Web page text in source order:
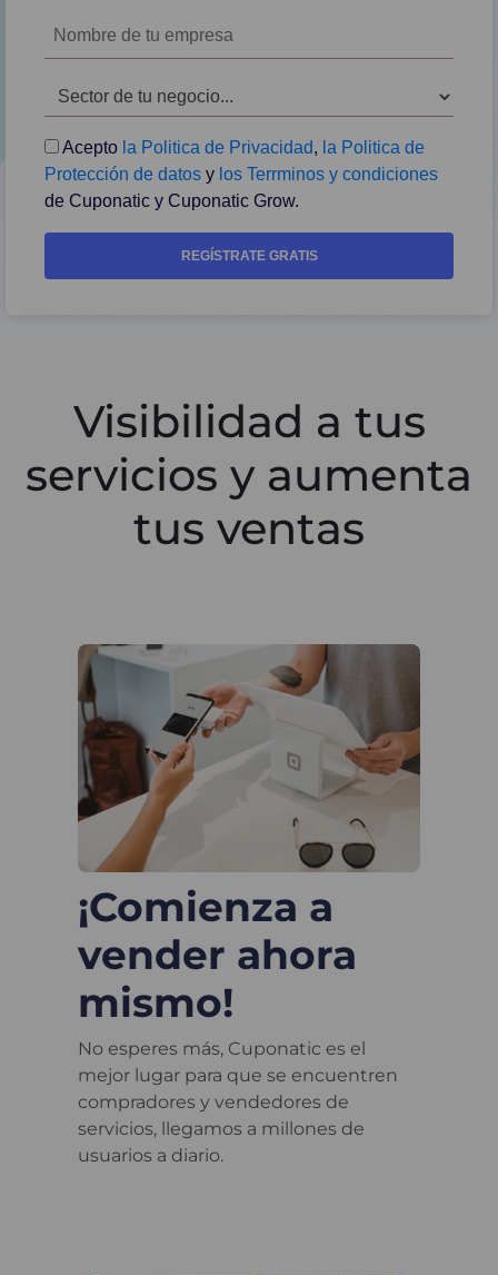
Acepto la Politica de Privacidad, la Politica de
Protección de datos y los Terrminos y condiciones
de Cuponatic y Cuponatic Grow.
REGÍSTRATE GRATIS
Visibilidad a tus
servicios y aumenta
tus ventas
¡Comienza a
vender ahora
mismo!
No esperes más, Cuponatic es el
mejor lugar para que se encuentren
compradores y vendedores de
servicios, llegamos a millones de
usuarios a diario.